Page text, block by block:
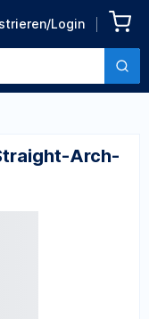
Login
zu den Produktdetails
Arch-